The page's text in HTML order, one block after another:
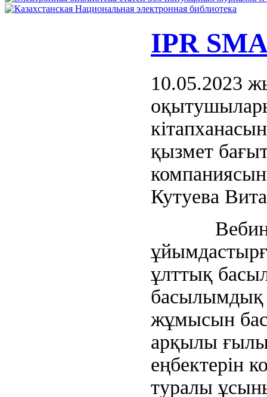
IPR
10.05.2023
қызмет
Кутуева
Вебинар
ұлттық
басылымдық
жұмысын
арқылы
еңбектерін
туралы